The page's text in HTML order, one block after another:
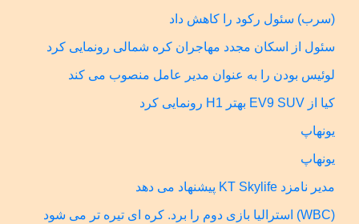
(سرب) سئول رکود را کاهش داد
سئول از اسکان مجدد مهاجران کره شمالی رونمایی کرد
لوئیس بودن را به عنوان مدیر عامل منصوب می کند
کیا از EV9 SUV بهتر H1 رونمایی کرد
یونهاپ
یونهاپ
مدیر نامزد KT Skylife پیشنهاد می دهد
(WBC) استرالیا بازی دوم را برد. کره ای تیره تر می شود